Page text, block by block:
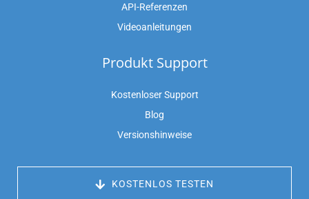
API-Referenzen
Videoanleitungen
Produkt Support
Kostenloser Support
Blog
Versionshinweise
KOSTENLOS TESTEN